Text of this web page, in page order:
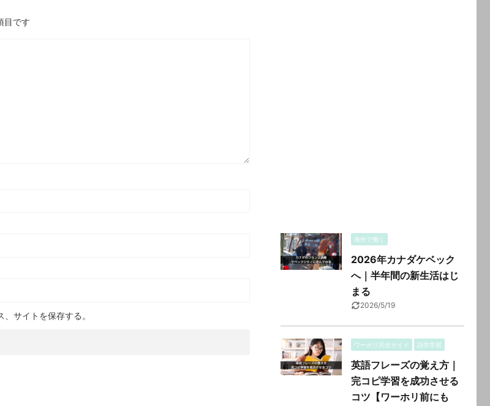
目です
サイトを保存する。
海外で働く
2026年カナダケベック
へ｜半年間の新生活はじ
まる
2026/5/19
ワーホリ完全ガイド 語学学習
英語フレーズの覚え方｜
完コピ学習を成功させる
コツ【ワーホリ前にも